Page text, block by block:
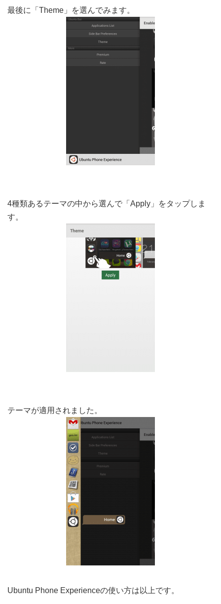
最後に「Theme」を選んでみます。
4種類あるテーマの中から選んで「Apply」をタップしま
す。
テーマが適用されました。
Ubuntu Phone Experienceの使い方は以上です。